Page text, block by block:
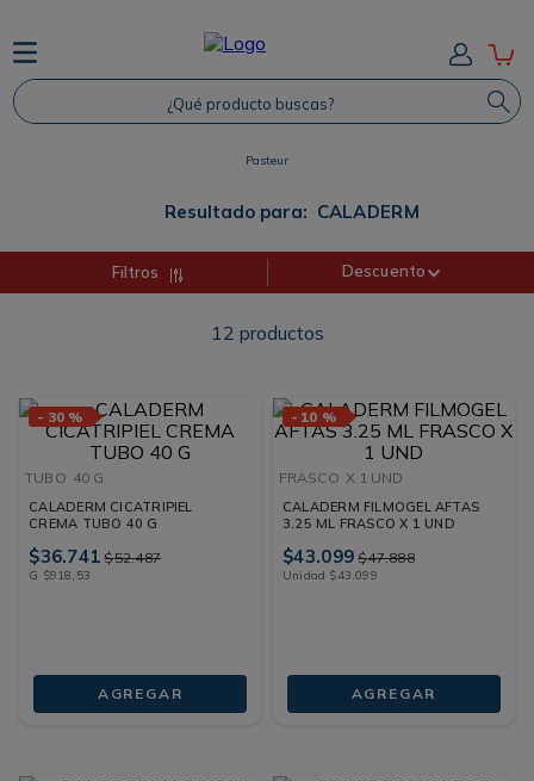
¿Qué producto buscas?
Pasteur
Resultado para: CALADERM
Filtros Descuento
12 productos
- 30 %
TUBO 40 G
CALADERM CICATRIPIEL
CREMA TUBO 40 G
$36.741 $52.487
G $918, 53
AGREGAR
- 10 %
FRASCO X 1 UND
CALADERM FILMOGEL AFTAS
3.25 ML FRASCO X 1 UND
$43.099 $47.888
Unidad $43.099
AGREGAR
TÉRMINOS MÁS BUSCADOS